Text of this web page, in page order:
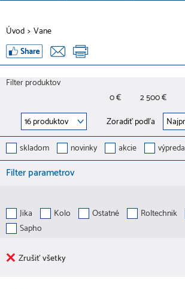
Úvod > Vane
Filter produktov
0 €
2 500 €
Zoradiť podľa
skladom
novinky akcie
Filter parametrov
Jika Kolo Ostatné Roltechnik
Sapho
Zrušiť všetky